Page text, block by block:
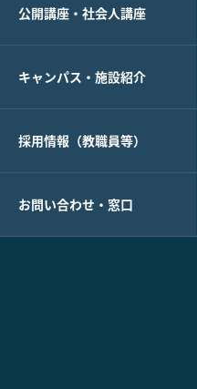
公開講座・社会人講座
キャンパス・施設紹介
採用情報（教職員等）
お問い合わせ・窓口